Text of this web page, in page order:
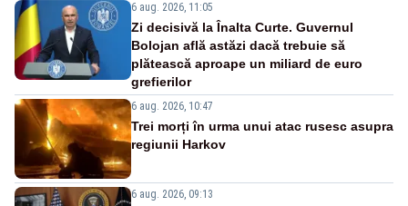
6 aug. 2026, 11:05
Zi decisivă la Înalta Curte. Guvernul
Bolojan află astăzi dacă trebuie să
plătească aproape un miliard de euro
grefierilor
6 aug. 2026, 10:47
Trei morți în urma unui atac rusesc asupra
regiunii Harkov
6 aug. 2026, 09:13